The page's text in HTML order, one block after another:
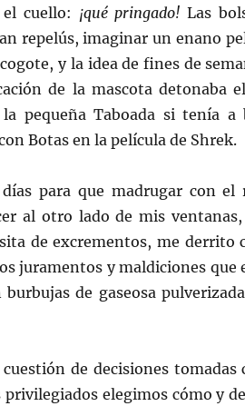
cuello: ¡qué pringado! Las
repelús, imaginar un enano
y la idea de fines de
de la mascota detonaba
pequeña Taboada si tenía a
Botas en la película de Shrek.
para que madrugar con el
al otro lado de mis
de excrementos, me derrito
juramentos y maldiciones
de gaseosa
cuestión de decisiones
elegimos cómo y